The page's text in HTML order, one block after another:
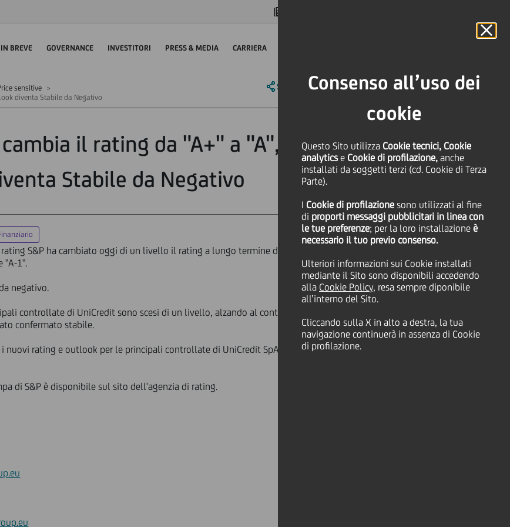
Consenso all’uso dei
cookie
Questo Sito utilizza Cookie tecnici, Cookie
analyticse Cookie di profilazione, anche
installati da soggetti terzi (cd. Cookie di Terza
Parte).
I Cookie di profilazione sono utilizzati al fine
di proporti messaggi pubblicitari in linea con
le tue preferenze; per la loro installazione è
necessario il tuo previo consenso.
Ulteriori informazioni sui Cookie installati
mediante il Sito sono disponibili accedendo
alla Cookie Policy, resa sempre diponibile
all’interno del Sito.
Cliccando sulla X in alto a destra, la tua
navigazione continuerà in assenza di Cookie
di profilazione.
BREVE GOVERNANCE INVESTITORI PRESS & MEDIA CARRIERA
sensitive
diventa Stabile da Negativo
SHARE PRINT SEND
il rating da "A+" a "A", l’outlook
Stabile da Negativo
S&P ha cambiato oggi di un livello il rating a lungo termine di UniCredit SpA da "A+" a "A",
"A-1".
negativo.
controllate di UniCredit sono scesi di un livello, alzando al contempo l'outlook da negativo
confermato stabile.
nuovi rating e outlook per le principali controllate di UniCredit SpA interessate dal
di S&P è disponibile sul sito dell'agenzia di rating.